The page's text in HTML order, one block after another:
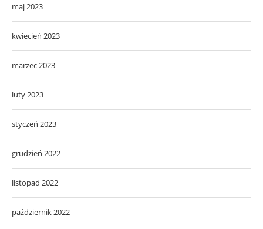
maj 2023
kwiecień 2023
marzec 2023
luty 2023
styczeń 2023
grudzień 2022
listopad 2022
październik 2022